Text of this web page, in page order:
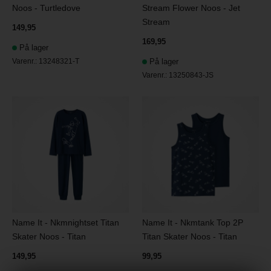
Noos - Turtledove
149,95
På lager
Varenr.: 13248321-T
Stream Flower Noos - Jet
Stream
169,95
På lager
Varenr.: 13250843-JS
Name It - Nkmnightset Titan
Skater Noos - Titan
149,95
Name It - Nkmtank Top 2P
Titan Skater Noos - Titan
99,95